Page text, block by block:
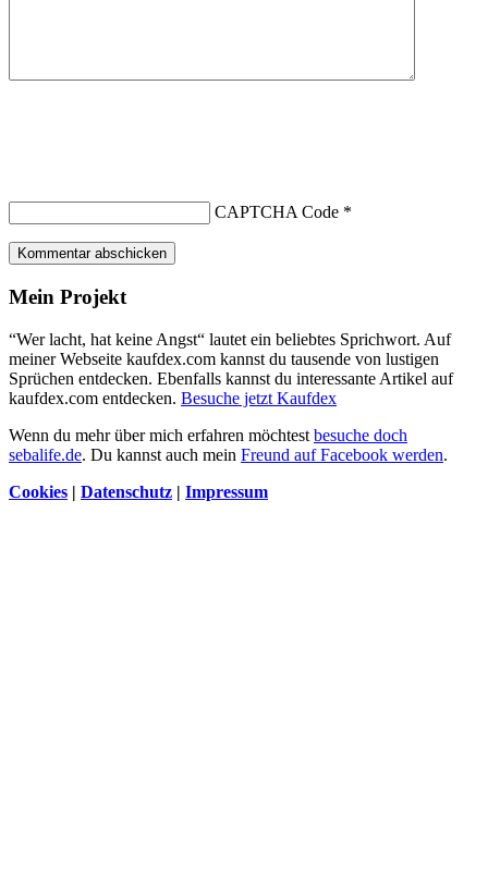
CAPTCHA Code *
Kommentar abschicken
Mein Projekt
“Wer lacht, hat keine Angst“ lautet ein beliebtes Sprichwort. Auf
meiner Webseite kaufdex.com kannst du tausende von lustigen
Sprüchen entdecken. Ebenfalls kannst du interessante Artikel auf
kaufdex.com entdecken. Besuche jetzt Kaufdex
Wenn du mehr über mich erfahren möchtest besuche doch
sebalife.de. Du kannst auch mein Freund auf Facebook werden.
Cookies | Datenschutz | Impressum